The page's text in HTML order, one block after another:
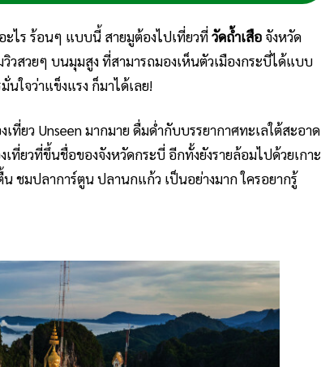
ะไร ร้อนๆ แบบนี้ สายมูต้องไปเที่ยวที่วัดถ้ำเสือ จังหวัด
วสวยๆ บนมุมสูง ที่สามารถมองเห็นตัวเมืองกระบี่ได้แบบ
ใจว่าแข็งแรง ก็มาได้เลย!
ที่ยว Unseen มากมาย ดื่มด่ำกับบรรยากาศทะเลใต้สะอาด
ที่ยวที่ขึ้นชื่อของจังหวัดกระบี่ อีกทั้งยังรายล้อมไปด้วยเกาะ
ชมปลาการ์ตูน ปลานกแก้ว เป็นอย่างมาก ใครอยากรู้